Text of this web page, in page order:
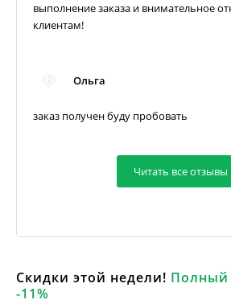
выполнение заказа и внимательное
клиентам!
Ольга
заказ получен буду пробовать
Читать все отзывы
Скидки этой недели! Полный
-11%